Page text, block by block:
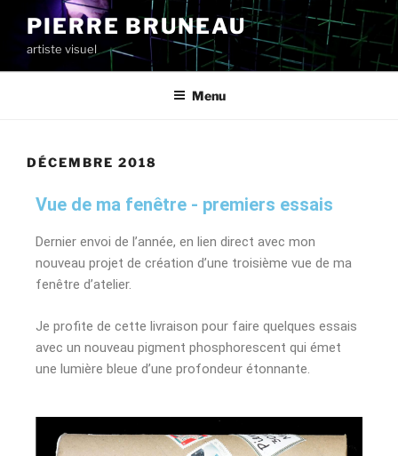
PIERRE BRUNEAU
artiste visuel
Menu
DÉCEMBRE 2018
Vue de ma fenêtre - premiers essais
Dernier envoi de l’année, en lien direct avec mon
nouveau projet de création d’une troisième vue de ma
fenêtre d’atelier.
Je profite de cette livraison pour faire quelques essais
avec un nouveau pigment phosphorescent qui émet
une lumière bleue d’une profondeur étonnante.